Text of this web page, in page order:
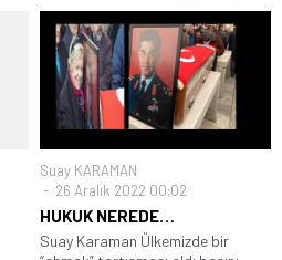
Suay KARAMAN
26 Aralık 2022 00:02
HUKUK NEREDE…
Suay Karaman Ülkemizde bir